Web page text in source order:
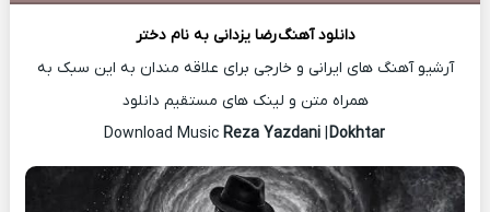
دانلود آهنگرضا یزدانی به نام دختر
آرشیو آهنگ های ایرانی و خارجی برای علاقه مندان به این سبک به
همراه متن و لینک های مستقیم دانلود
Reza Yazdani |Dokhtar